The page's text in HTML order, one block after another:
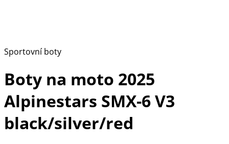
Sportovní boty
Boty na moto 2025
Alpinestars SMX-6 V3
black/silver/red